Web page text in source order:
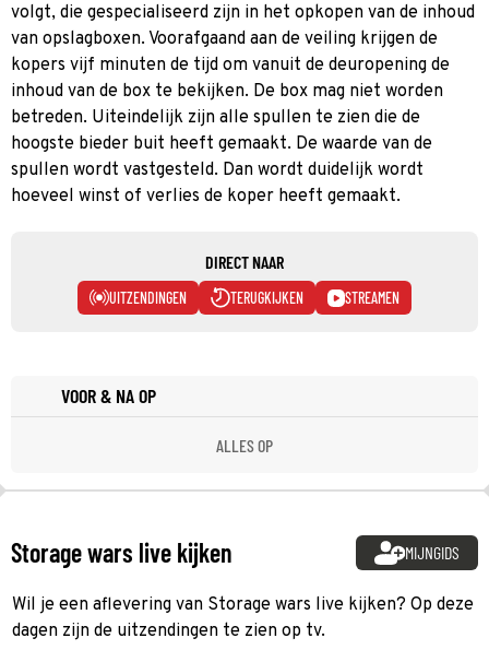
volgt, die gespecialiseerd zijn in het opkopen van de inhoud
van opslagboxen. Voorafgaand aan de veiling krijgen de
kopers vijf minuten de tijd om vanuit de deuropening de
inhoud van de box te bekijken. De box mag niet worden
betreden. Uiteindelijk zijn alle spullen te zien die de
hoogste bieder buit heeft gemaakt. De waarde van de
spullen wordt vastgesteld. Dan wordt duidelijk wordt
hoeveel winst of verlies de koper heeft gemaakt.
DIRECT NAAR
UITZENDINGEN TERUGKIJKEN STREAMEN
VOOR & NA OP
ALLES OP
Storage wars live kijken MIJNGIDS
Wil je een aflevering van Storage wars live kijken? Op deze
dagen zijn de uitzendingen te zien op tv.